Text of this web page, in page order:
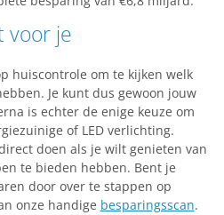
voor je
huiscontrole om te kijken welk
Je kunt dus gewoon jouw
is echter de enige keuze om
of LED verlichting.
doen als je wilt genieten van
te bieden hebben. Bent je
door over te stappen op
onze handige besparingsscan.